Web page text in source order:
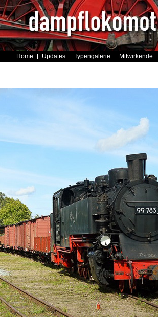
Home Updates Typengalerie Mitwirkende